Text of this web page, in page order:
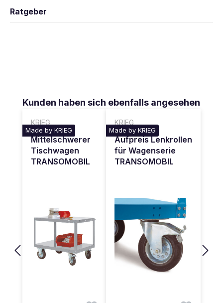
Ratgeber
Produktgalerie überspringen
Kunden haben sich ebenfalls angesehen
KRIEG
Made by KRIEG
Mittelschwerer
Tischwagen
TRANSOMOBIL
KRIEG
Made by KRIEG
Aufpreis Lenkrollen
für Wagenserie
TRANSOMOBIL